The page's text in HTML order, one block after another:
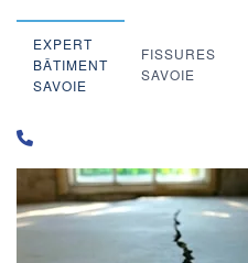
EXPERT
BÂTIMENT
SAVOIE
FISSURES
SAVOIE